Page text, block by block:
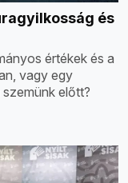
és
értékek és a
vagy egy
előtt?